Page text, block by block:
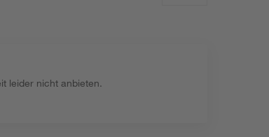
leider nicht anbieten.